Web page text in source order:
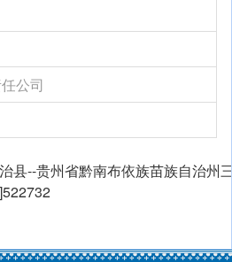
公司
县--贵州省黔南布依族苗族自治州